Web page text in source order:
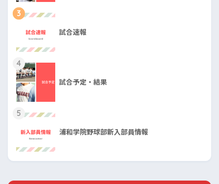
3
試合速報
4
試合予定・結果
5
浦和学院野球部新入部員情報